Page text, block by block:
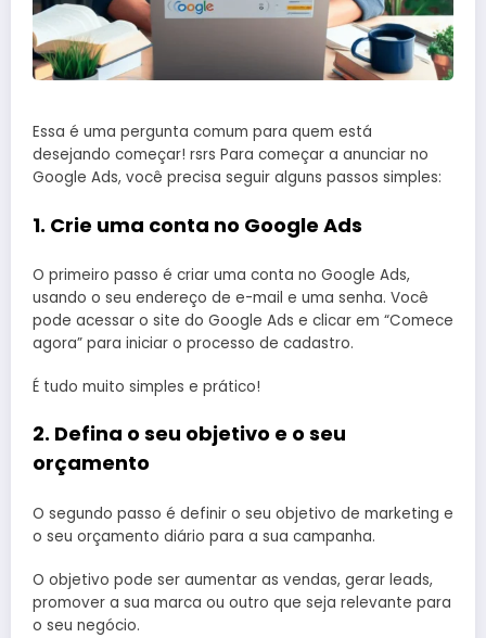
Essa é uma pergunta comum para quem está
desejando começar! rsrs Para começar a anunciar no
Google Ads, você precisa seguir alguns passos simples:
1. Crie uma conta no Google Ads
O primeiro passo é criar uma conta no Google Ads,
usando o seu endereço de e-mail e uma senha. Você
pode acessar o site do Google Ads e clicar em “Comece
agora” para iniciar o processo de cadastro.
É tudo muito simples e prático!
2. Defina o seu objetivo e o seu
orçamento
O segundo passo é definir o seu objetivo de marketing e
o seu orçamento diário para a sua campanha.
O objetivo pode ser aumentar as vendas, gerar leads,
promover a sua marca ou outro que seja relevante para
o seu negócio.